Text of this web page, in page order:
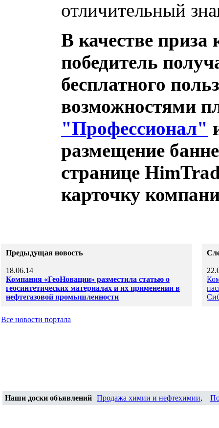
отличительный
В качестве приза
победитель
бесплатного
возможностями
"Профессионал"
размещение
странице
карточку
Предыдущая новость
18.06.14
Компания «ГеоНовации» разместила статью о
геосинтетических материалах и их применении в
нефтегазовой промышленности
Все новости портала
Наши доски объявлений Продажа химии и нефтехимии,